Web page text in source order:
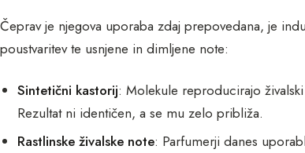
Čeprav je njegova uporaba zdaj prepovedana, je
poustvaritev te usnjene in dimljene note:
Sintetični kastorij: Molekule reproducirajo
Rezultat ni identičen, a se mu zelo približa.
Rastlinske živalske note: Parfumerji danes